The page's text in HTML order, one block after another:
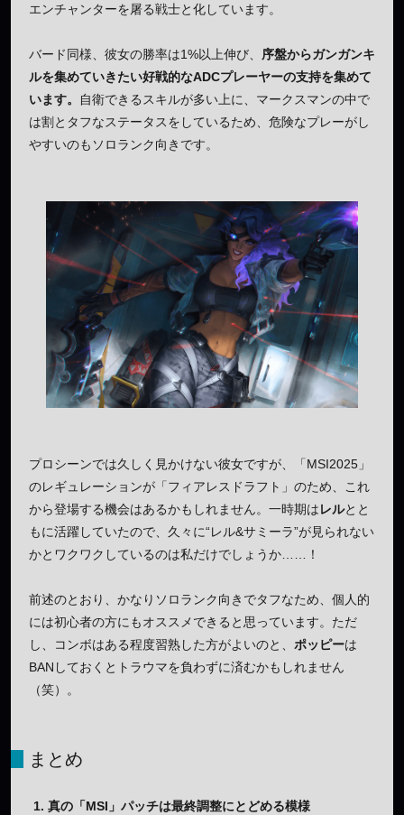
エンチャンターを屠る戦士と化しています。
バード同様、彼女の勝率は1%以上伸び、 序盤からガンガンキ
ルを集めていきたい好戦的なADCプレーヤーの支持を集めて
います。
自衛できるスキルが多い上に、マークスマンの中で
は割とタフなステータスをしているため、危険なプレーがし
やすいのもソロランク向きです。
プロシーンでは久しく見かけない彼女ですが、「MSI2025」
のレギュレーションが「フィアレスドラフト」のため、これ
から登場する機会はあるかもしれません。一時期はレルとと
もに活躍していたので、久々に“レル&サミーラ”が見られない
かとワクワクしているのは私だけでしょうか……！
前述のとおり、かなりソロランク向きでタフなため、個人的
には初心者の方にもオススメできると思っています。ただ
し、コンボはある程度習熟した方がよいのと、 ポッピーは
BANしておくとトラウマを負わずに済むかもしれません
（笑）。
まとめ
真の「MSI」パッチは最終調整にとどめる模様